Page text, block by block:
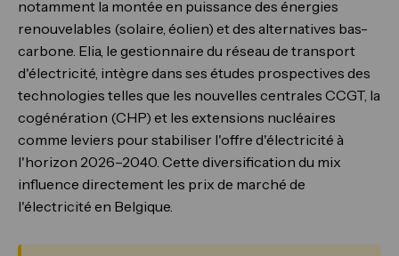
notamment la montée en puissance des énergies
renouvelables (solaire, éolien) et des alternatives bas-
carbone. Elia, le gestionnaire du réseau de transport
d'électricité, intègre dans ses études prospectives des
technologies telles que les nouvelles centrales CCGT, la
cogénération (CHP) et les extensions nucléaires
comme leviers pour stabiliser l'offre d'électricité à
l'horizon 2026–2040. Cette diversification du mix
influence directement les prix de marché de
l'électricité en Belgique.